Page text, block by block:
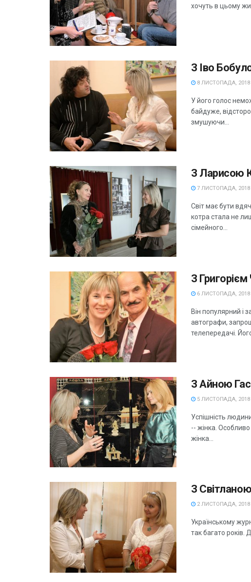
хочуть в цьому
З Іво
8 ЛИСТОПАДА, 2018
У його голос
байдуже,
змушуючи...
З Ларисою
7 ЛИСТОПАДА, 2018
Світ має бути
котра стала не
сімейного...
З
6 ЛИСТОПАДА, 2018
Він популярний і
автографи,
телепередачі.
З Айною
5 ЛИСТОПАДА, 2018
Успішність
-- жінка.
жінка...
З
2 ЛИСТОПАДА, 2018
Українському
так багато років.